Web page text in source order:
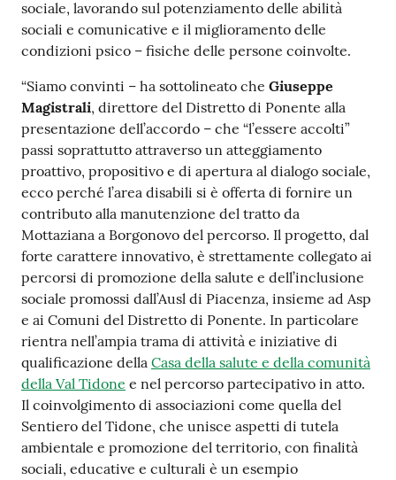
Costruiamo
Salute
Novità
Scuole
Imprese
ed Enti
Seguici
su
sociale, lavorando sul potenziamento delle abilità
sociali e comunicative e il miglioramento delle
condizioni psico – fisiche delle persone coinvolte.
“Siamo convinti – ha sottolineato che Giuseppe
Magistrali, direttore del Distretto di Ponente alla
presentazione dell’accordo – che “l’essere accolti”
passi soprattutto attraverso un atteggiamento
proattivo, propositivo e di apertura al dialogo sociale,
ecco perché l’area disabili si è offerta di fornire un
contributo alla manutenzione del tratto da
Mottaziana a Borgonovo del percorso. Il progetto, dal
forte carattere innovativo, è strettamente collegato ai
percorsi di promozione della salute e dell’inclusione
sociale promossi dall’Ausl di Piacenza, insieme ad Asp
e ai Comuni del Distretto di Ponente. In particolare
rientra nell’ampia trama di attività e iniziative di
qualificazione della Casa della salute e della comunità
della Val Tidone e nel percorso partecipativo in atto.
Il coinvolgimento di associazioni come quella del
Sentiero del Tidone, che unisce aspetti di tutela
ambientale e promozione del territorio, con finalità
sociali, educative e culturali è un esempio